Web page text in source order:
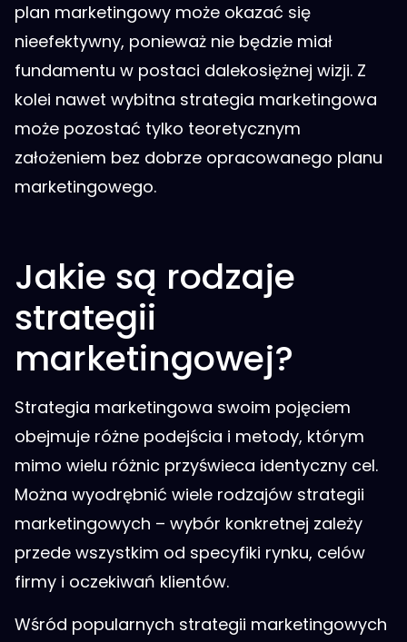
plan marketingowy może okazać się
nieefektywny, ponieważ nie będzie miał
fundamentu w postaci dalekosiężnej wizji. Z
kolei nawet wybitna strategia marketingowa
może pozostać tylko teoretycznym
założeniem bez dobrze opracowanego planu
marketingowego.
Jakie są rodzaje
strategii
marketingowej?
Strategia marketingowa swoim pojęciem
obejmuje różne podejścia i metody, którym
mimo wielu różnic przyświeca identyczny cel.
Można wyodrębnić wiele rodzajów strategii
marketingowych – wybór konkretnej zależy
przede wszystkim od specyfiki rynku, celów
firmy i oczekiwań klientów.
Wśród popularnych strategii marketingowych